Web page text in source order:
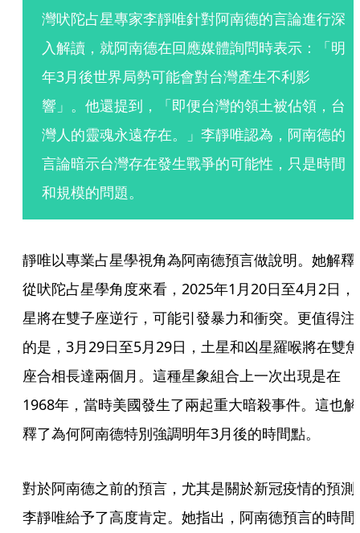
灣吠陀占星專家李靜唯針對阿南德的言論進行深
入解讀，就阿南德在回應媒體詢問時表示：「明
年3月後世界局勢可能會對台灣產生不利影
響」。他還提到，「即便台灣的領土被佔領，台
灣人的靈魂永遠存在。」李靜唯認為，阿南德的
言論暗示台灣存在發生戰爭的可能性，只是時間
和規模的問題。
靜唯以專業占星學視角為阿南德預言做說明。她解釋
從吠陀占星學角度來看，2025年1月20日至4月2日，
星將在雙子座逆行，可能引發暴力和衝突。更值得注
的是，3月29日至5月29日，土星和凶星羅喉將在雙魚
座合相長達兩個月。這種星象組合上一次出現是在
1968年，當時美國發生了兩起重大暗殺事件。這也解
釋了為何阿南德特別強調明年3月後的時間點。
對於阿南德之前的預言，尤其是關於新冠疫情的預測
李靜唯給予了高度肯定。她指出，阿南德預言的時間